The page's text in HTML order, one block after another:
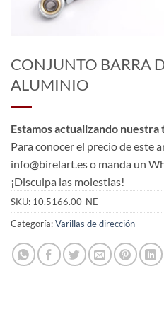
CONJUNTO BARRA
ALUMINIO
Estamos actualizando nuestra
Para conocer el precio de este
info@birelart.es o manda un
¡Disculpa las molestias!
SKU: 10.5166.00-NE
Categoría:Varillas de dirección